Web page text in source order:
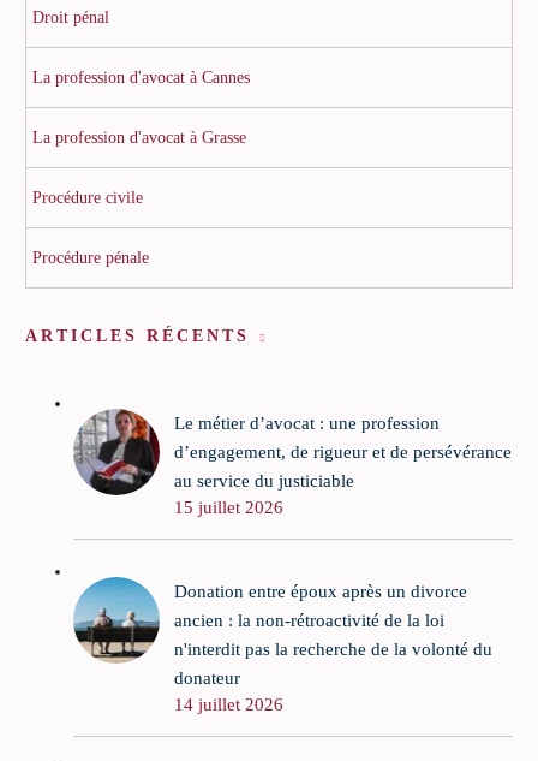
Droit pénal
La profession d'avocat à Cannes
La profession d'avocat à Grasse
Procédure civile
Procédure pénale
ARTICLES RÉCENTS
Le métier d’avocat : une profession
d’engagement, de rigueur et de persévérance
au service du justiciable
15 juillet 2026
Donation entre époux après un divorce
ancien : la non-rétroactivité de la loi
n'interdit pas la recherche de la volonté du
donateur
14 juillet 2026